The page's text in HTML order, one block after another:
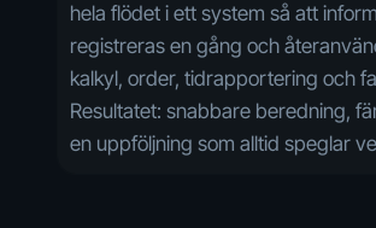
hela flödet i ett system så att
registreras en gång och
kalkyl, order, tidrapportering och
Resultatet: snabbare beredning,
en uppföljning som alltid speglar